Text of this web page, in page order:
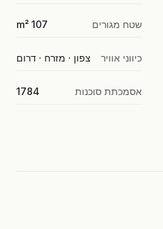
שטח מגורים 107 m²
כיווני אוויר צפון · מזרח · דרום
אסמכתת סוכנות 1784